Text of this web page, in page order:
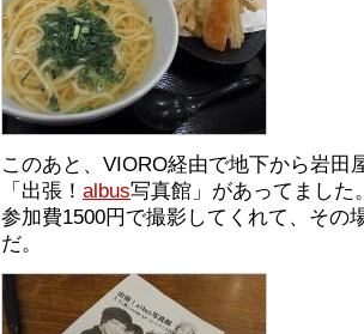
このあと、VIORO経由で地下から岩田
「出張！ albus写真館」があってました
参加費1500円で撮影してくれて、その
だ。